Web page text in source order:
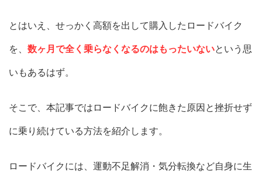
とはいえ、せっかく高額を出して購入したロードバイク
を、 数ヶ月で全く乗らなくなるのはもったいないという思
いもあるはず。
そこで、本記事ではロードバイクに飽きた原因と挫折せず
に乗り続けている方法を紹介します。
ロードバイクには、運動不足解消・気分転換など自身に生